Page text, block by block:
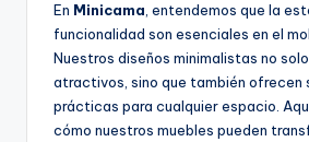
En Minicama , entendemos que la
funcionalidad son esenciales en el
Nuestros diseños minimalistas no
atractivos, sino que también ofrecen
prácticas para cualquier espacio.
cómo nuestros muebles pueden